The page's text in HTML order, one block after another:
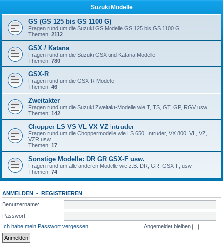
Suzuki Modelle
GS (GS 125 bis GS 1100 G)
Fragen rund um die Suzuki GS Modelle GS 125 bis GS 1100 G
Themen: 2112
GSX / Katana
Fragen rund um die Suzuki GSX und Katana Modelle
Themen: 780
GSX-R
Fragen rund um die GSX-R Modelle
Themen: 46
Zweitakter
Fragen rund um die Suzuki Zweitakt-Modelle wie T, TS, GT, GP, RGV usw.
Themen: 142
Chopper LS VS VL VX VZ Intruder
Fragen rund um die Choppermodelle wie LS 650, Intruder, VX 800, VL, VZ,
VZR usw.
Themen: 17
Sonstige Modelle: DR GR GSX-F usw.
Fragen rund um alle anderen Modelle wie z.B. DR, GR, GSX-F, usw.
Themen: 74
ANMELDEN • REGISTRIEREN
Benutzername:
Passwort:
Ich habe mein Passwort vergessen
Angemeldet bleiben